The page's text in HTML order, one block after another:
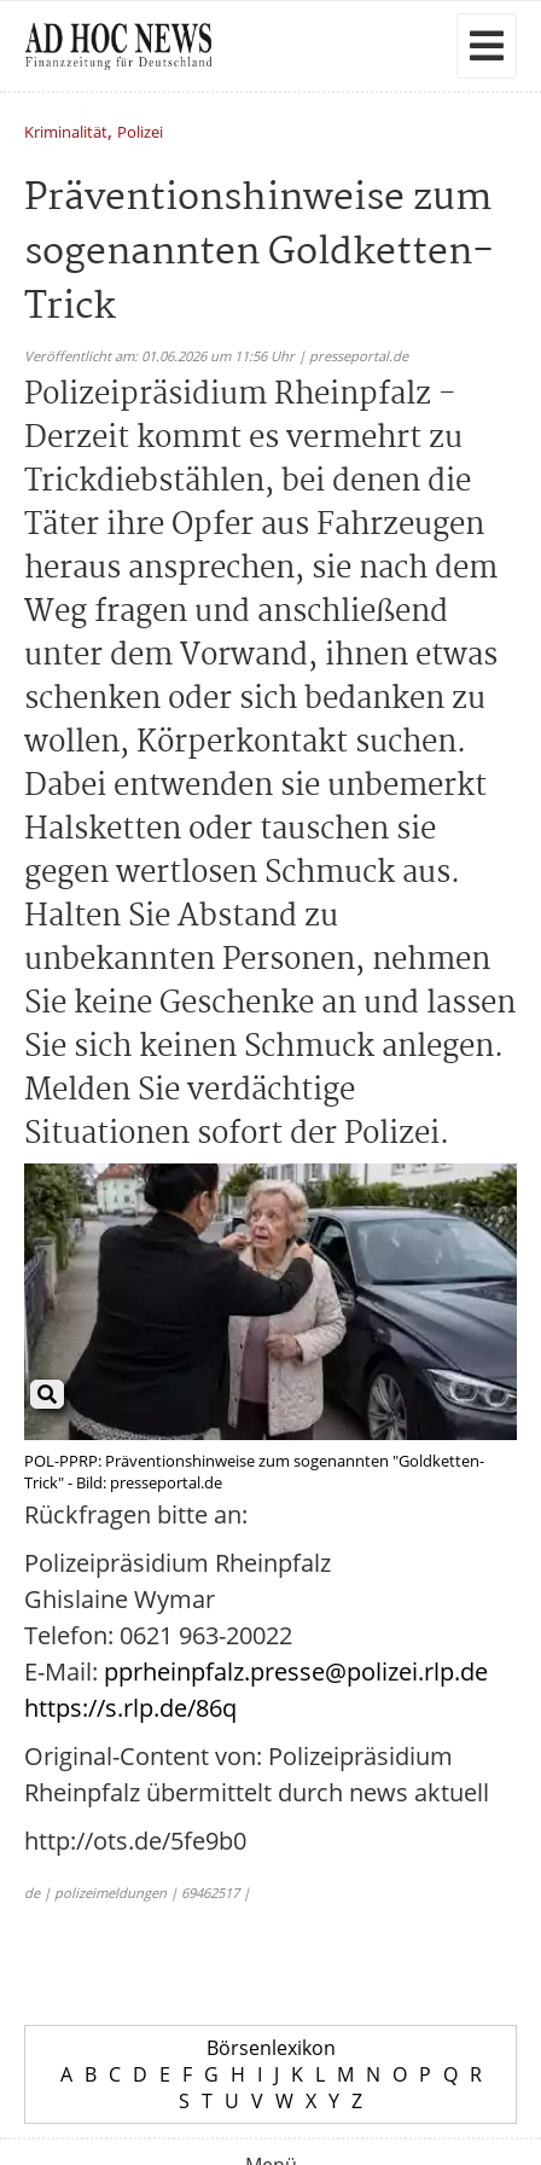
Kriminalität, Polizei
Präventionshinweise zum
sogenannten Goldketten-
Trick
Veröffentlicht am: 01.06.2026 um 11:56 Uhr | presseportal.de
Polizeipräsidium Rheinpfalz -
Derzeit kommt es vermehrt zu
Trickdiebstählen, bei denen die
Täter ihre Opfer aus Fahrzeugen
heraus ansprechen, sie nach dem
Weg fragen und anschließend
unter dem Vorwand, ihnen etwas
schenken oder sich bedanken zu
wollen, Körperkontakt suchen.
Dabei entwenden sie unbemerkt
Halsketten oder tauschen sie
gegen wertlosen Schmuck aus.
Halten Sie Abstand zu
unbekannten Personen, nehmen
Sie keine Geschenke an und lassen
Sie sich keinen Schmuck anlegen.
Melden Sie verdächtige
Situationen sofort der Polizei.
POL-PPRP: Präventionshinweise zum sogenannten "Goldketten-
Trick" - Bild: presseportal.de
Rückfragen bitte an:
Polizeipräsidium Rheinpfalz
Ghislaine Wymar
Telefon: 0621 963-20022
E-Mail: pprheinpfalz.presse@polizei.rlp.de
https://s.rlp.de/86q
Original-Content von: Polizeipräsidium
Rheinpfalz übermittelt durch news aktuell
http://ots.de/5fe9b0
de | polizeimeldungen | 69462517 |
Börsenlexikon
A B C D E F G H I J K L M N O P Q R
S T U V W X Y Z